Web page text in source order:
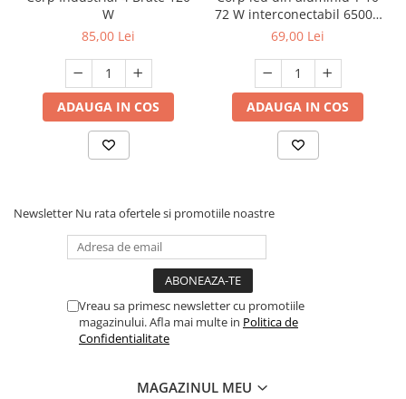
înaltă performanță.
W
85,00 Lei
ADAUGA IN COS
72 W interconectabil 6500K
120 cm
69,00 Lei
ADAUGA IN COS
Newsletter Nu rata ofertele si promotiile noastre
Vreau sa primesc newsletter cu promotiile
magazinului. Afla mai multe in Politica de
Confidentialitate
MAGAZINUL MEU